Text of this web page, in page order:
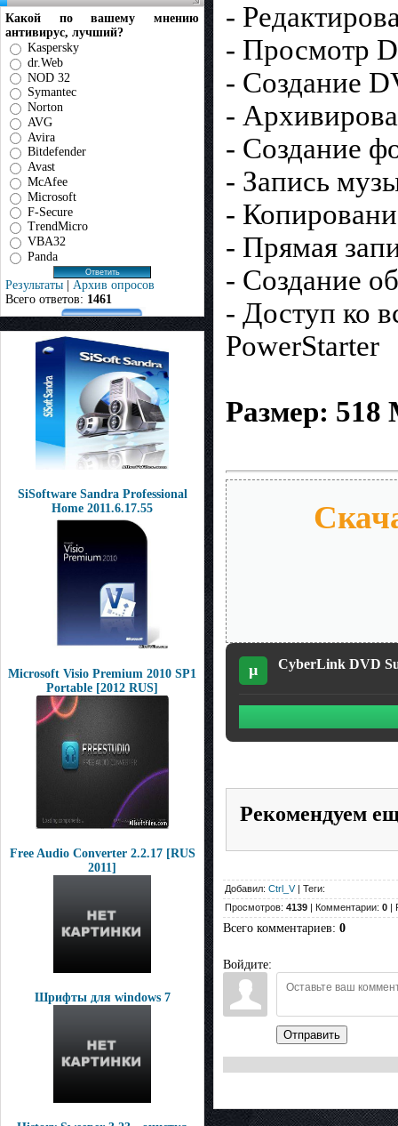
Какой по вашему мнению
антивирус, лучший?
Kaspersky
dr.Web
NOD 32
Symantec
Norton
AVG
Avira
Bitdefender
Avast
McAfee
Microsoft
F-Secure
TrendMicro
VBA32
Panda
Результаты | Архив опросов
Всего ответов: 1461
SiSoftware Sandra Professional
Home 2011.6.17.55
Microsoft Visio Premium 2010 SP1
Portable [2012 RUS]
Free Audio Converter 2.2.17 [RUS
2011]
Шрифты для windows 7
-
- Просмотр
- Создание
-
- Создание
- Запись
-
- Прямая
- Создание
- Доступ ко
PowerStarter
Размер: 518
µ CyberLink DVD
Рекомендуем
Добавил: Ctrl_V| Теги:
Просмотров: 4139 | Комментарии: 0 |
Всего комментариев: 0
Войдите:
Отправить